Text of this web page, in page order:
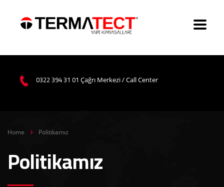
0322 394 31 01 Çağrı Merkezi / Call Center
Home Politikamız
Politikamız